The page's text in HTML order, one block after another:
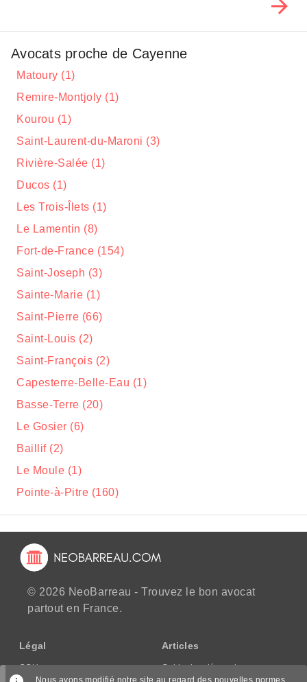
Avocats proche de Cayenne
Matoury (1)
Remire-Montjoly (1)
Kourou (1)
Saint-Laurent-du-Maroni (3)
Rivière-Salée (1)
Ducos (1)
Les Trois-Îlets (1)
Le Lamentin (8)
Fort-de-France (154)
Saint-Joseph (3)
Sainte-Marie (1)
Saint-Pierre (66)
Saint-Louis (2)
Saint-François (2)
Capesterre-Belle-Eau (1)
Basse-Terre (20)
Le Gosier (6)
Baillif (2)
Le Moule (1)
Pointe-à-Pitre (160)
© 2026 NeoBarreau - Trouvez le bon avocat
partout en France.
Légal
CGU
Articles
Guide des démarches
Nous avons modifié notre site au regard des nouvelles normes